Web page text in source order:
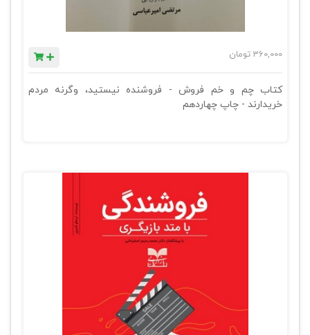
360,000 تومان
کتاب چم و خم فروش - فروشنده نیستید، وگرنه مردم
خریدارند - چاپ چهاردهم